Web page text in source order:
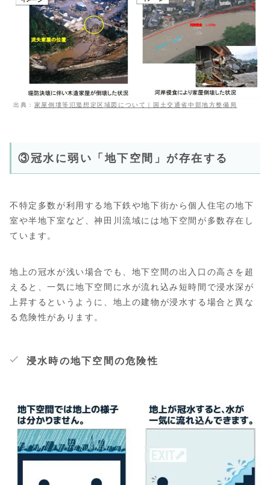
出典： 家屋倒壊等氾濫想定区域図について｜国土交通省中部地方整備局
③冠水に弱い「地下空間」が存在する
不特定多数が利用する地下鉄や地下街から個人住宅の地下
室や半地下室など、神田川流域には地下空間が多数存在し
ています。
地上の冠水が浅い場合でも、地下空間の出入口の高さを超
えると、一気に地下空間に水が流れ込み短時間で浸水深が
上昇するというように、地上の建物が浸水する場合と異な
る危険性があります。
浸水時の地下空間の危険性